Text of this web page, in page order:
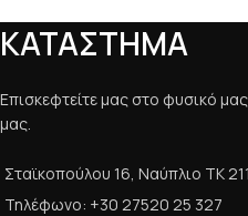
ΚΑΤΑΣΤΗΜΑ
Επισκεφτείτε μας στο φυσικό
μας.
Σταϊκοπούλου 16, Ναύπλιο ΤΚ
Τηλέφωνο: +30 27520 25 327